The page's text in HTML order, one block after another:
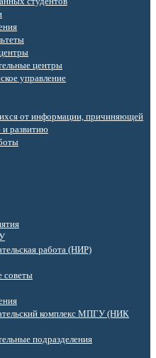
центры
управление
от информации, причиняющей
и развитию
работа (НИР)
советы
комплекс МПГУ (НИК
подразделения